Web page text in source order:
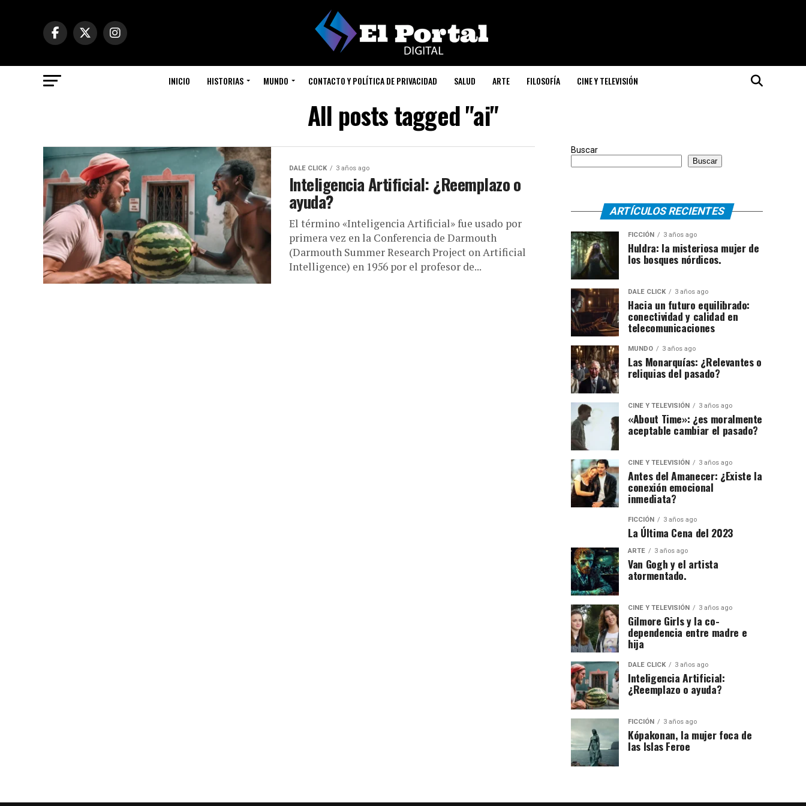
INICIO HISTORIAS MUNDO CONTACTO Y POLÍTICA DE PRIVACIDAD SALUD ARTE FILOSOFÍA CINE Y TELEVISIÓN
All posts tagged "ai"
DALE CLICK 3 años ago
Inteligencia Artificial: ¿Reemplazo o
ayuda?
El término «Inteligencia Artificial» fue usado por
primera vez en la Conferencia de Darmouth
(Darmouth Summer Research Project on Artificial
Intelligence) en 1956 por el profesor de...
Buscar
Buscar
ARTÍCULOS RECIENTES
FICCIÓN 3 años ago
Huldra: la misteriosa mujer de
los bosques nórdicos.
DALE CLICK 3 años ago
Hacia un futuro equilibrado:
conectividad y calidad en
telecomunicaciones
MUNDO 3 años ago
Las Monarquías: ¿Relevantes o
reliquias del pasado?
CINE Y TELEVISIÓN 3 años ago
«About Time»: ¿es moralmente
aceptable cambiar el pasado?
CINE Y TELEVISIÓN 3 años ago
Antes del Amanecer: ¿Existe la
conexión emocional
inmediata?
FICCIÓN 3 años ago
La Última Cena del 2023
ARTE 3 años ago
Van Gogh y el artista
atormentado.
CINE Y TELEVISIÓN 3 años ago
Gilmore Girls y la co-
dependencia entre madre e
hija
DALE CLICK 3 años ago
Inteligencia Artificial:
¿Reemplazo o ayuda?
FICCIÓN 3 años ago
Kópakonan, la mujer foca de
las Islas Feroe